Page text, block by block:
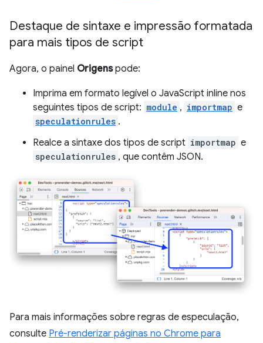
Destaque de sintaxe e impressão formatada
para mais tipos de script
Agora, o painel Origenspode:
Imprima em formato legível o JavaScript inline nos
seguintes tipos de script: module , importmap e
speculationrules .
Realce a sintaxe dos tipos de script importmap e
speculationrules , que contêm JSON.
Para mais informações sobre regras de especulação,
consulte Pré-renderizar páginas no Chrome para